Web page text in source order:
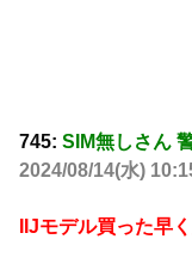
745: SIM無しさん
2024/08/14(水)
IIJモデル買った早